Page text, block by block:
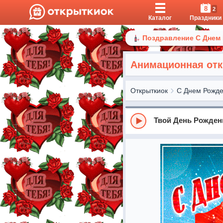
Каталог
8 2
Праздники
Поздравление С
Анимационная
Открыткиок С Днем
Твой День